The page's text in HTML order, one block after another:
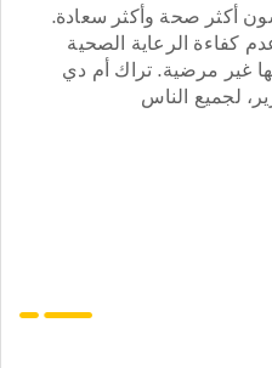
أكثر صحة وأكثر سعادة.
كفاءة الرعاية الصحية
غير مرضية. تراك أم دي
لجميع الناس